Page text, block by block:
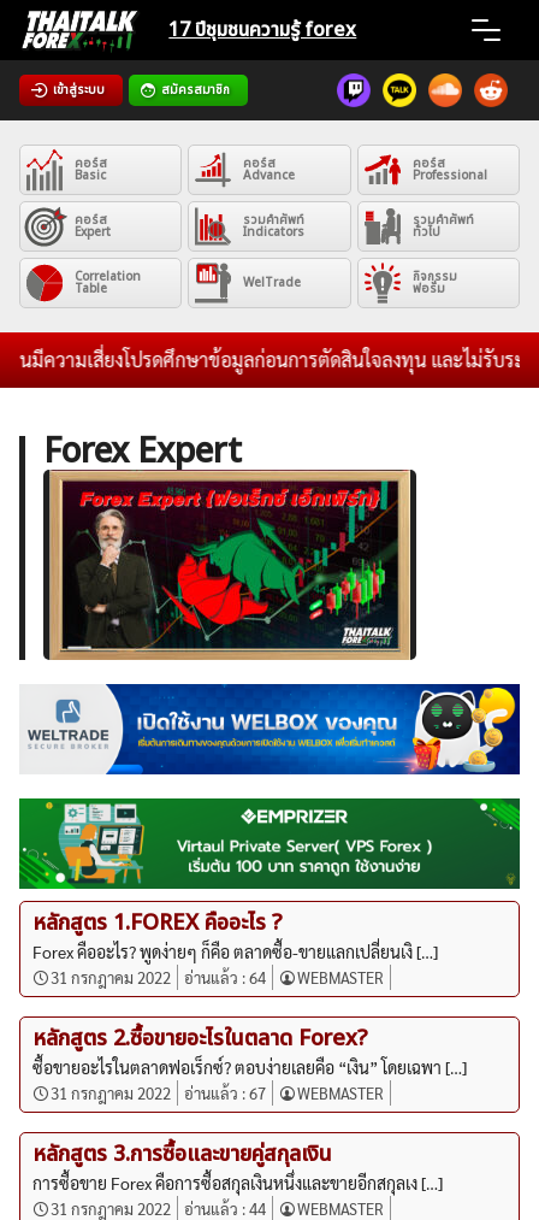
Skip
content
17 ปีชุมชนความรู้ forex
เข้าสู่ระบบ สมัครสมาชิก
Home
News
Articles
VPS Register
คอร์ส
Basic
คอร์ส
Advance
คอร์ส
Professional
คอร์ส
Expert
รวมคำศัพท์
Indicators
รวมคำศัพท์
ทั่วไป
Correlation
Table WelTrade กิจกรรม
ฟอรั่ม
ามเสี่ยงโปรดศึกษาข้อมูลก่อนการตัดสินใจลงทุน และไม่รับระดมทุนใ
Forex Expert
หลักสูตร 1.FOREX คืออะไร ?
Forex คืออะไร? พูดง่ายๆ ก็คือ ตลาดซื้อ-ขายแลกเปลี่ยนเงิ […]
31 กรกฎาคม 2022 อ่านแล้ว :64 WEBMASTER
หลักสูตร 2.ซื้อขายอะไรในตลาด Forex?
ซื้อขายอะไรในตลาดฟอเร็กซ์? ตอบง่ายเลยคือ “เงิน” โดยเฉพา […]
31 กรกฎาคม 2022 อ่านแล้ว :67 WEBMASTER
หลักสูตร 3.การซื้อและขายคู่สกุลเงิน
การซื้อขาย Forex คือการซื้อสกุลเงินหนึ่งและขายอีกสกุลเง […]
31 กรกฎาคม 2022 อ่านแล้ว :44 WEBMASTER